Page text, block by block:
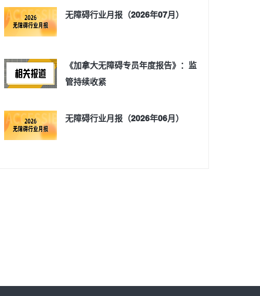
无障碍行业月报（2026年07月）
《加拿大无障碍专员年度报告》：监
管持续收紧
无障碍行业月报（2026年06月）